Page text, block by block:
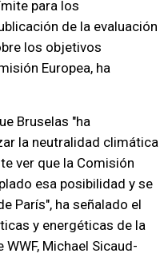
para los
de la evaluación
los objetivos
Europea, ha
Bruselas "ha
la neutralidad climática
ver que la Comisión
esa posibilidad y se
París", ha señalado el
y energéticas de la
Michael Sicaud-